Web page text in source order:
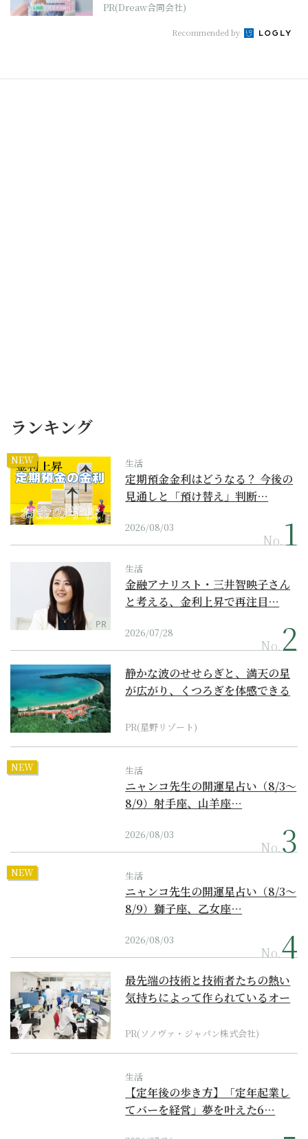
PR(Dreaw合同会社)
Recommended by
ランキング
NEW 生活
定期預金金利はどうなる？ 今後の
見通しと「預け替え」判断…
2026/08/03
No.
PR
生活
金融アナリスト・三井智映子さん
と考える、金利上昇で再注目…
2026/07/28
No.
静かな波のせせらぎと、満天の星
が広がり、くつろぎを体感できる
PR(星野リゾート)
NEW 生活
ニャンコ先生の開運星占い（8/3～
8/9）射手座、山羊座…
2026/08/03
No.
NEW 生活
ニャンコ先生の開運星占い（8/3～
8/9）獅子座、乙女座…
2026/08/03
No.
最先端の技術と技術者たちの熱い
気持ちによって作られているオー
PR(ソノヴァ・ジャパン株式会社)
生活
【定年後の歩き方】「定年起業し
てバーを経営」夢を叶えた6…